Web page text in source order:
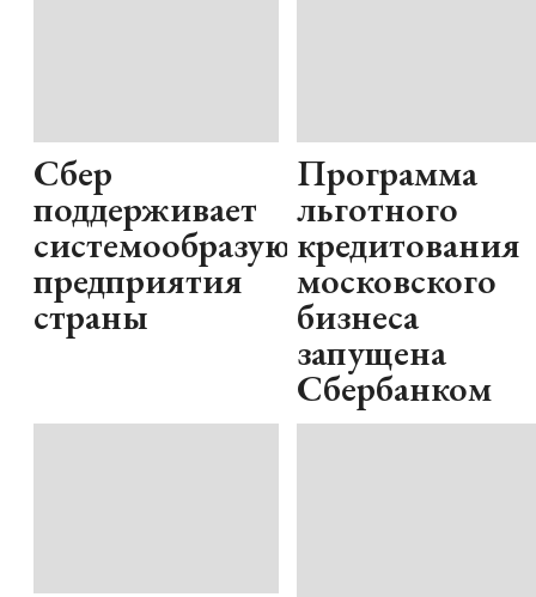
Сбер
поддерживает
системообразующие
предприятия
страны
Программа
льготного
кредитования
московского
бизнеса
запущена
Сбербанком